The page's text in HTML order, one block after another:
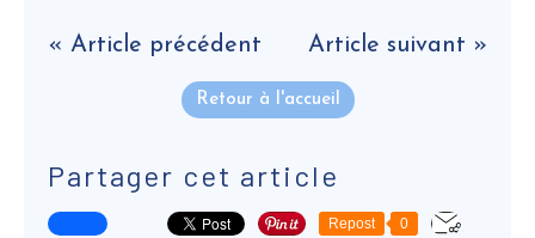
« Article précédent Article suivant »
Retour à l'accueil
Partager cet article
Repost 0